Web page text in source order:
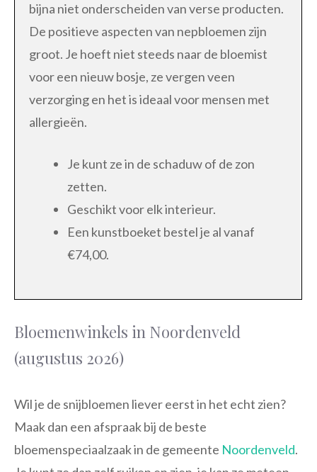
bijna niet onderscheiden van verse producten.
De positieve aspecten van nepbloemen zijn
groot. Je hoeft niet steeds naar de bloemist
voor een nieuw bosje, ze vergen veen
verzorging en het is ideaal voor mensen met
allergieën.
Je kunt ze in de schaduw of de zon
zetten.
Geschikt voor elk interieur.
Een kunstboeket bestel je al vanaf
€74,00.
Bloemenwinkels in Noordenveld
(augustus 2026)
Wil je de snijbloemen liever eerst in het echt zien?
Maak dan een afspraak bij de beste
bloemenspeciaalzaak in de gemeente Noordenveld.